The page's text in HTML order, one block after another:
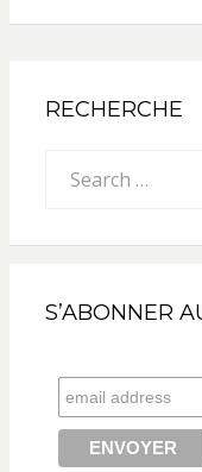
RECHERCHE
for:
S’ABONNER